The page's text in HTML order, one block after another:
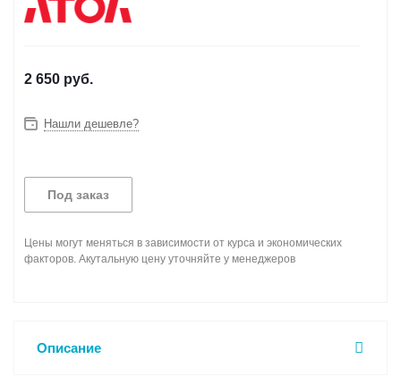
2 650 руб.
Нашли дешевле?
Под заказ
Цены могут меняться в зависимости от курса и экономических
факторов. Акутальную цену уточняйте у менеджеров
Описание